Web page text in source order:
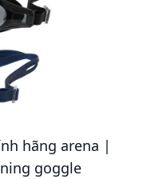
hãng arena |
goggle